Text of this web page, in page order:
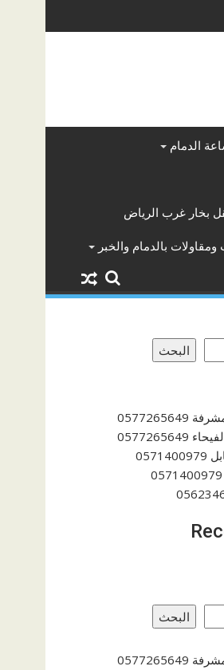
الدمام
بخار غرب الرياض
بالدمام والخبر
البحث
البحث